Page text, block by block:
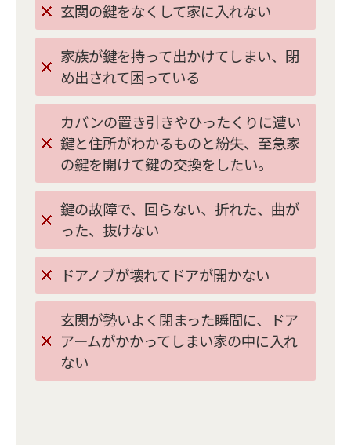
玄関の鍵をなくして家に入れない
家族が鍵を持って出かけてしまい、閉
め出されて困っている
カバンの置き引きやひったくりに遭い
鍵と住所がわかるものと紛失、至急家
の鍵を開けて鍵の交換をしたい。
鍵の故障で、回らない、折れた、曲が
った、抜けない
ドアノブが壊れてドアが開かない
玄関が勢いよく閉まった瞬間に、ドア
アームがかかってしまい家の中に入れ
ない